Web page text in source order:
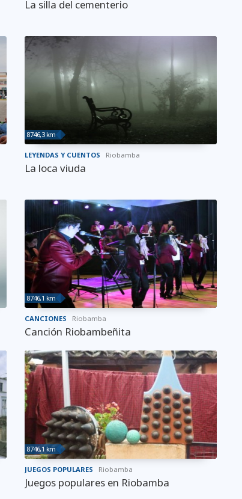
La silla del cementerio
8746,3 km
LEYENDAS Y CUENTOS Riobamba
La loca viuda
8746,1 km
CANCIONES Riobamba
Canción Riobambeñita
8746,1 km
JUEGOS POPULARES Riobamba
Juegos populares en Riobamba